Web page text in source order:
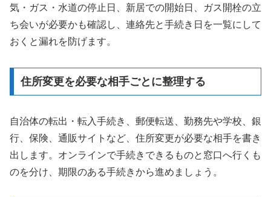
気・ガス・水道の停止日、新居での開始日、ガス開栓の立
ち会いが必要かも確認し、連絡先と手続き日を一覧にして
おくと漏れを防げます。
住所変更を必要な相手ごとに整理する
自治体の転出・転入手続き、郵便転送、勤務先や学校、銀
行、保険、通販サイトなど、住所変更が必要な相手を書き
出します。オンラインで手続きできるものと窓口へ行くも
のを分け、期限のある手続きから進めましょう。